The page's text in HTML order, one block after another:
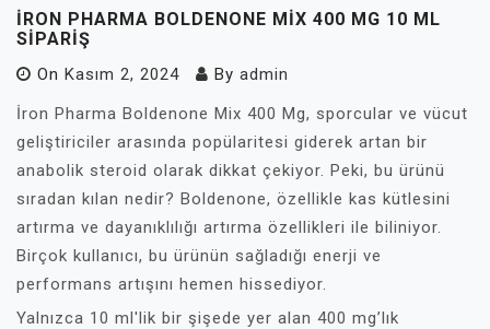
İRON PHARMA BOLDENONE MIX 400 MG 10 ML
SIPARIŞ
On Kasım 2, 2024 By admin
İron Pharma Boldenone Mix 400 Mg, sporcular ve vücut
geliştiriciler arasında popülaritesi giderek artan bir
anabolik steroid olarak dikkat çekiyor. Peki, bu ürünü
sıradan kılan nedir? Boldenone, özellikle kas kütlesini
artırma ve dayanıklılığı artırma özellikleri ile biliniyor.
Birçok kullanıcı, bu ürünün sağladığı enerji ve
performans artışını hemen hissediyor.
Yalnızca 10 ml'lik bir şişede yer alan 400 mg’lık